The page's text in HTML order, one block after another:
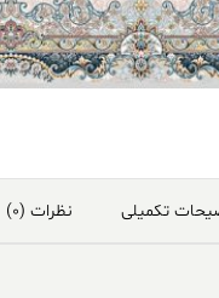
تکمیلی نظرات (0)